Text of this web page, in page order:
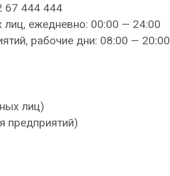
67 444 444
лиц, ежедневно: 00:00 — 24:00
рабочие дни: 08:00 — 20:00
лиц)
предприятий)